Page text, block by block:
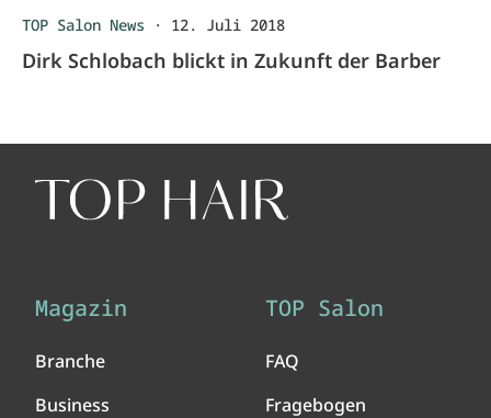
TOP Salon News · 12. Juli 2018
Dirk Schlobach blickt in Zukunft der Barber
Magazin
Branche
Business
TOP Salon
FAQ
Fragebogen